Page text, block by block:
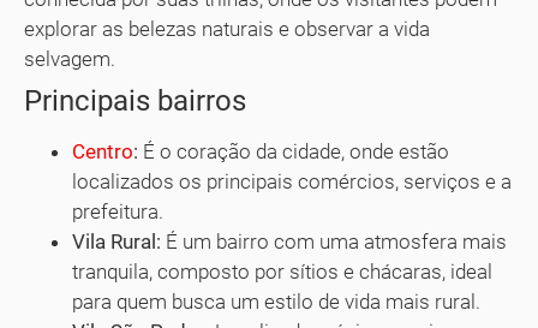
explorar as belezas naturais e observar a vida
selvagem.
Principais bairros
Centro: É o coração da cidade, onde estão
localizados os principais comércios, serviços e a
prefeitura.
Vila Rural: É um bairro com uma atmosfera mais
tranquila, composto por sítios e chácaras, ideal
para quem busca um estilo de vida mais rural.